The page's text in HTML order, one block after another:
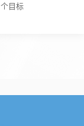
个目标